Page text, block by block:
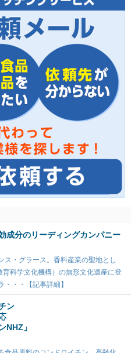
成分のリーディングカンパニー
ス・グラース。香料産業の聖地とし
育科学文化機構）の無形文化遺産に登
・・【記事詳細】
ン
NHZ」